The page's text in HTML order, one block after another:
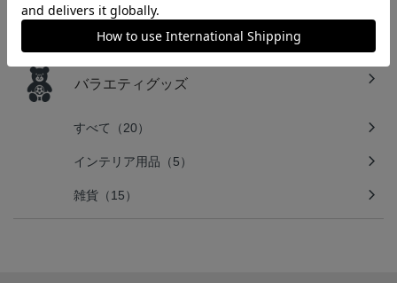
すべて（7）
バラエティグッズ
すべて（20）
インテリア用品（5）
雑貨（15）